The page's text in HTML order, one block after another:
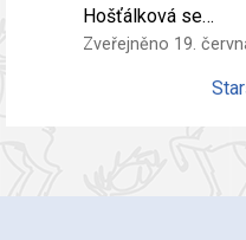
Hošťálková se…
Zveřejněno 19.